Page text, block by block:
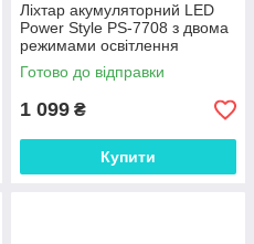
Ліхтар акумуляторний LED
Power Style PS-7708 з двома
режимами освітлення
Готово до відправки
1 099 ₴
Купити